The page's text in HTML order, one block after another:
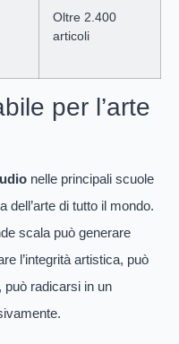
Oltre 2.400
articoli
per l’arte
nelle principali scuole
dell’arte di tutto il mondo.
scala può generare
l’integrità artistica, può
radicarsi in un